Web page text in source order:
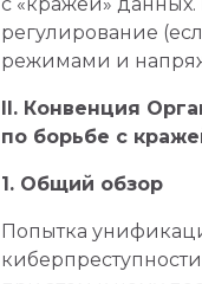
регулирование
режимами и
II. Конвенция
по борьбе с
1. Общий обзор
Попытка